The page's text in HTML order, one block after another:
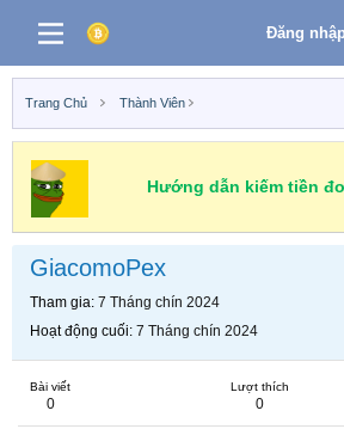
Đăng
Trang Chủ Thành Viên
Hướng dẫn kiếm tiền
GiacomoPex
Tham gia 7 Tháng chín 2024
Hoạt động cuối 7 Tháng chín 2024
Bài viết
0
Lượt thích
0